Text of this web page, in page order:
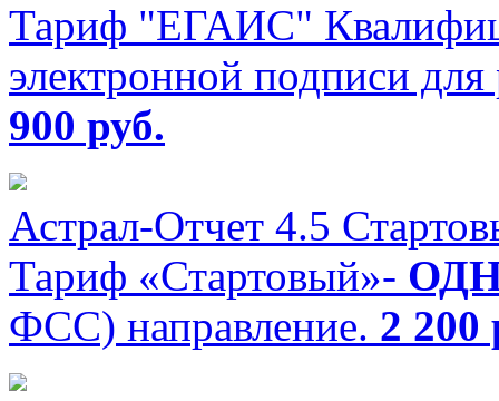
Тариф "ЕГАИС"
электронной подписи
900 руб.
Астрал-Отчет 4.5
Тариф «Стартовый»-
ФСС) направление. 2 200